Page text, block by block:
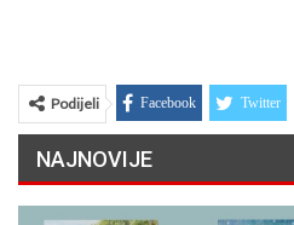
Podijeli Facebook Twitter
NAJNOVIJE